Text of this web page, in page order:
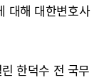
대해 대한변호사
한덕수 전 국무